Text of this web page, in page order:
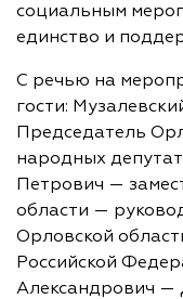
социальным
единство и
С речью на
гости:
Председатель
народных
Петрович —
области —
Орловской
Российской
Александрович —